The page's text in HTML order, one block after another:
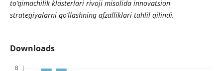
to’qimachilik klasterlari rivoji misolida innovatsion
strategiyalarni qo’llashning afzalliklari tahlil qilindi.
Downloads